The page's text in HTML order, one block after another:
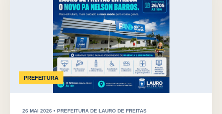
PREFEITURA
26 MAI 2026 • PREFEITURA DE LAURO DE FREITAS